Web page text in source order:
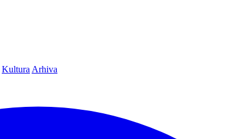
Kultura Arhiva